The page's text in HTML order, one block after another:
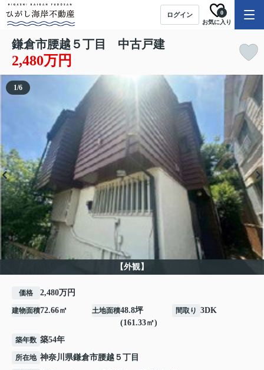
ログイン
お気に入り
0
鎌倉市腰越５丁目 中古戸建
2,480万円
【外観】
1/6
価格 2,480万円
建物面積72.66㎡ 土地面積48.8坪
(161.33㎡)
間取り 3DK
築年数 築54年
所在地 神奈川県鎌倉市腰越 ５丁目